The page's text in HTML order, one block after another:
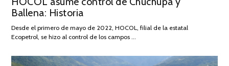
2026
Ballena: Historia
Desde el primero de mayo de 2022, HOCOL, filial de la estatal
Ecopetrol, se hizo al control de los campos …